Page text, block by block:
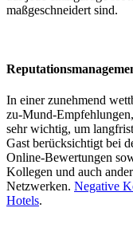
maßgeschneidert sind.
In einer zunehmend
zu-Mund-
sehr wichtig, um
Gast berücksichtigt bei
Online-Bewertungen
Kollegen und auch
Netzwerken. Negative
Hotels.